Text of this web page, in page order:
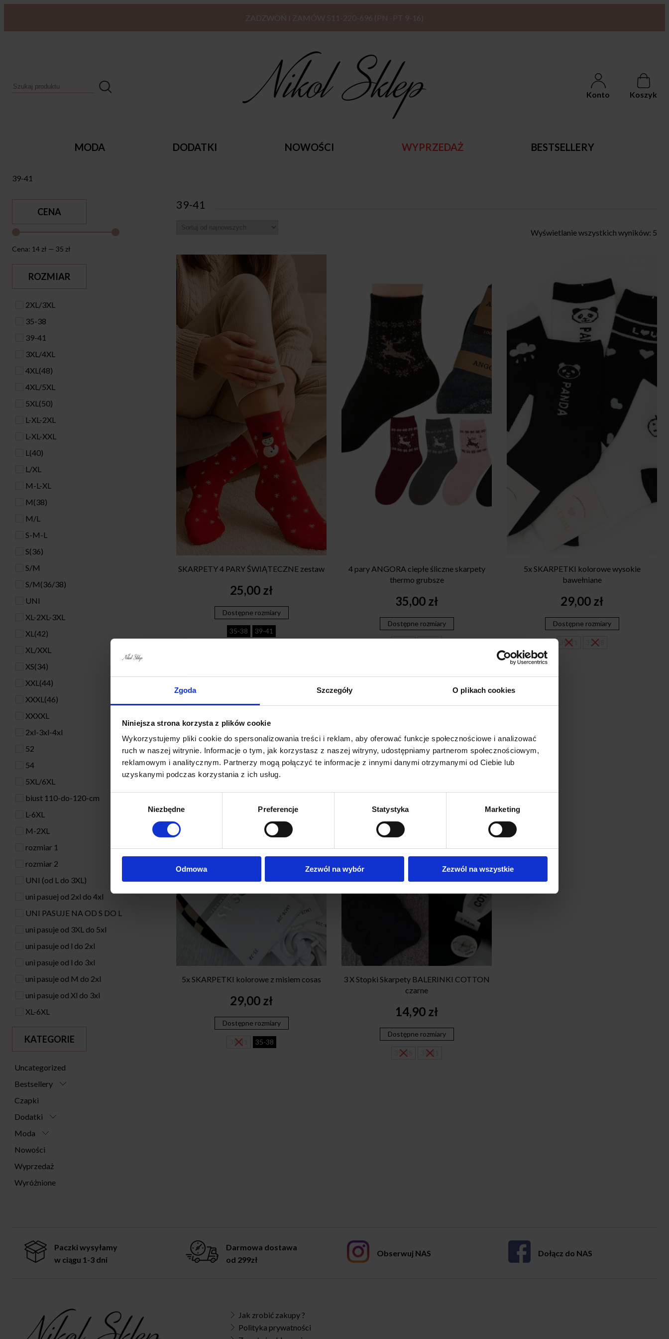
Zgoda Szczegóły O plikach cookies
Niniejsza strona korzysta z plików cookie
Wykorzystujemy pliki cookie do spersonalizowania treści i reklam, aby oferować funkcje społecznościowe i analizować
ruch w naszej witrynie. Informacje o tym, jak korzystasz z naszej witryny, udostępniamy partnerom społecznościowym,
reklamowym i analitycznym. Partnerzy mogą połączyć te informacje z innymi danymi otrzymanymi od Ciebie lub
uzyskanymi podczas korzystania z ich usług.
Niezbędne Preferencje Statystyka Marketing
Odmowa Zezwól na wybór Zezwól na wszystkie
ZADZWOŃ I ZAMÓW 511-220-696 (PN -PT 9-16)
Konto Koszyk
MODA DODATKI NOWOŚCI WYPRZEDAŻ BESTSELLERY
39-41
CENA
Cena: 14 zł — 35 zł
ROZMIAR
2XL/3XL
35-38
39-41
3XL/4XL
4XL(48)
4XL/5XL
5XL(50)
L-XL-2XL
L-XL-XXL
L(40)
L/XL
M-L-XL
M(38)
M/L
S-M-L
S(36)
S/M
S/M(36/38)
UNI
XL-2XL-3XL
XL(42)
XL/XXL
XS(34)
XXL(44)
XXXL(46)
XXXXL
2xl-3xl-4xl
52
54
5XL/6XL
biust 110-do-120-cm
L-6XL
M-2XL
rozmiar 1
rozmiar 2
UNI (od L do 3XL)
uni pasuej od 2xl do 4xl
UNI PASUJE NA OD S DO L
uni pasuje od 3XL do 5xl
uni pasuje od l do 2xl
uni pasuje od l do 3xl
uni pasuje od M do 2xl
uni pasuje od Xl do 3xl
XL-6XL
KATEGORIE
Uncategorized
Bestsellery
Czapki
Dodatki
Moda
Nowości
Wyprzedaż
Wyróżnione
39-41
Wyświetlanie wszystkich wyników: 5
SKARPETY 4 PARY ŚWIĄTECZNE zestaw
25,00 zł
Dostępne rozmiary
35-38 39-41
4 pary ANGORA ciepłe śliczne skarpety
thermo grubsze
35,00 zł
Dostępne rozmiary
5x SKARPETKI kolorowe wysokie
bawełniane
29,00 zł
Dostępne rozmiary
39-41 35-38
5x SKARPETKI kolorowe z misiem cosas
29,00 zł
Dostępne rozmiary
39-41 35-38
3 X Stopki Skarpety BALERINKI COTTON
czarne
14,90 zł
Dostępne rozmiary
35-38 39-41
Paczki wysyłamy
w ciągu 1-3 dni
Darmowa dostawa
od 299zł
Obserwuj NAS Dołącz do NAS
Jak zrobić zakupy ?
Polityka prywatności